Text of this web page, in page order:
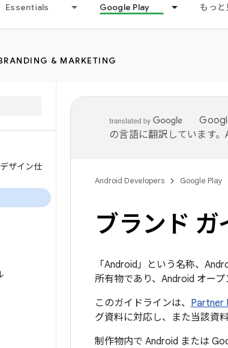
Essentials Google Play もっと
& MARKETING
ザイン仕
の言語に翻訳しています
Android Developers Google Play
ブランド
「Android」という名称、
所有物であり、Android オー
このガイドラインは、 Partner
グ資料に対応し、また当該資
制作物内で Android または